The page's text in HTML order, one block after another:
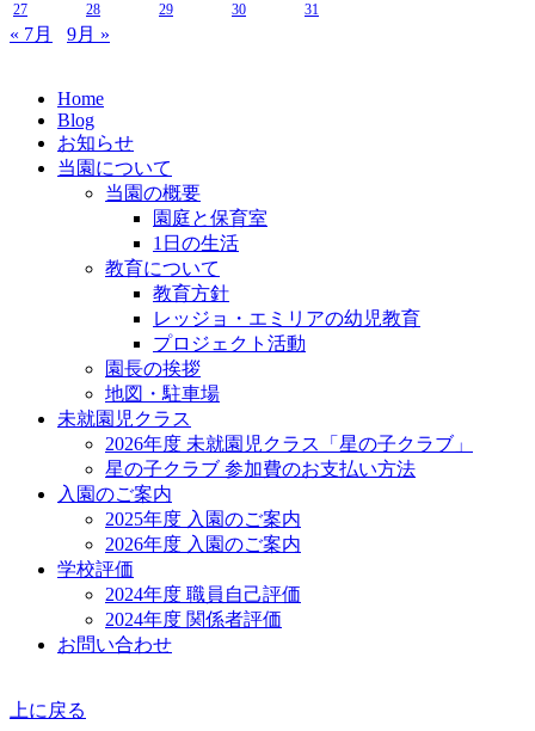
27
28 29 30 31
« 7月 9月 »
Home
Blog
お知らせ
当園について
当園の概要
園庭と保育室
1日の生活
教育について
教育方針
レッジョ・エミリアの幼児教育
プロジェクト活動
園長の挨拶
地図・駐車場
未就園児クラス
2026年度 未就園児クラス「星の子クラブ」
星の子クラブ 参加費のお支払い方法
入園のご案内
2025年度 入園のご案内
2026年度 入園のご案内
学校評価
2024年度 職員自己評価
2024年度 関係者評価
お問い合わせ
上に戻る